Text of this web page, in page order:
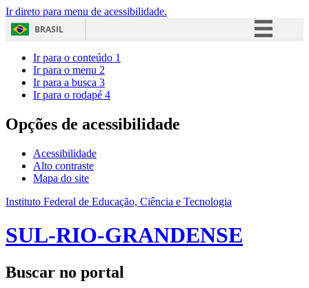
Ir direto para menu de acessibilidade.
BRASIL
Acesso à informação
Ir para o conteúdo 1
Ir para o menu 2
Ir para a busca 3
Ir para o rodapé 4
Opções de acessibilidade
Acessibilidade
Alto contraste
Mapa do site
Instituto Federal de Educação, Ciência e Tecnologia
SUL-RIO-GRANDENSE
Buscar no portal